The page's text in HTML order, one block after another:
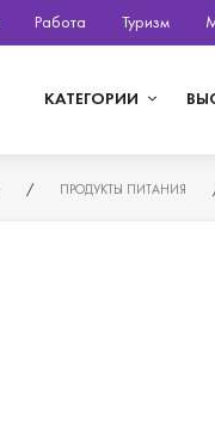
Работа Туризм
КАТЕГОРИИ
/ ПРОДУКТЫ ПИТАНИЯ